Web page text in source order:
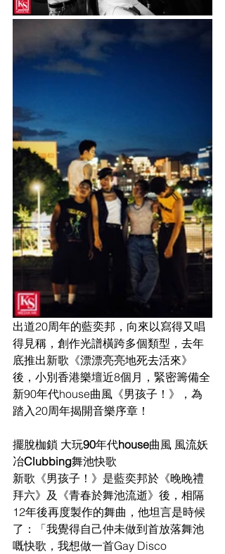
出道20周年的藍奕邦，向來以寫得又唱
得見稱，創作光譜橫跨多個類型，去年
底推出新歌《漂漂亮亮地死去活來》
後，小別香港樂壇近8個月，緊密籌備全
新90年代house曲風《男孩子！》，為
踏入20周年揭開音樂序章！
擺脫枷鎖 大玩90年代house曲風 風流妖
冶Clubbing舞池快歌
新歌《男孩子！》是藍奕邦於《晚晚禮
拜六》及《青春於舞池流逝》後，相隔
12年後再度製作的舞曲，他坦言是時候
了：「我覺得自己仲未做到首放落舞池
嘅快歌，我想做一首Gay Disco